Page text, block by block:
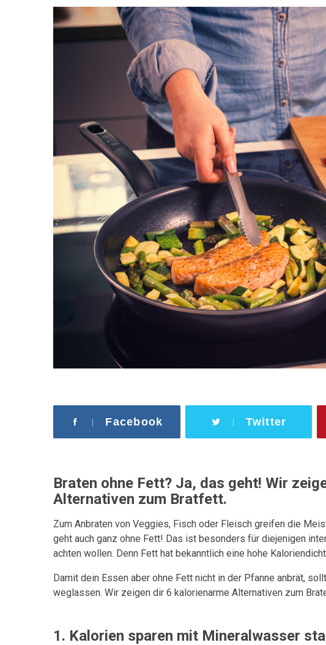
Facebook Twitter
Braten ohne Fett? Ja, das geht! Wir
Alternativen zum Bratfett.
Zum Anbraten von Veggies, Fisch oder Fleisch greifen die
geht auch ganz ohne Fett! Das ist besonders für diejenigen
achten wollen. Denn Fett hat bekanntlich eine hohe
Damit dein Essen aber ohne Fett nicht in der Pfanne anbrät,
weglassen. Wir zeigen dir 6 kalorienarme Alternativen zum
1. Kalorien sparen mit Mineralwasser